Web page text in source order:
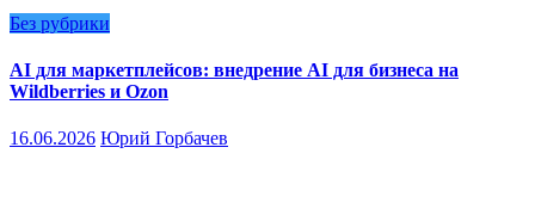
Без рубрики
AI для маркетплейсов: внедрение AI для бизнеса на
Wildberries и Ozon
16.06.2026 Юрий Горбачев